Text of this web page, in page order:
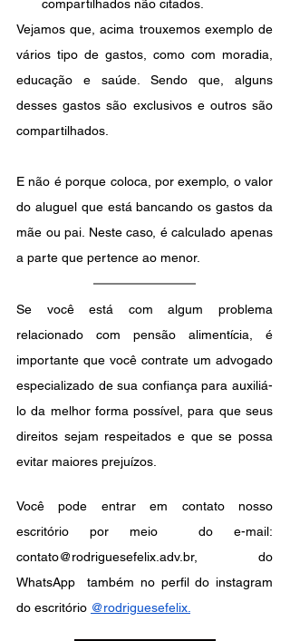
compartilhados não citados.
Vejamos que, acima trouxemos exemplo de
vários tipo de gastos, como com moradia,
educação e saúde. Sendo que, alguns
desses gastos são exclusivos e outros são
compartilhados.
E não é porque coloca, por exemplo, o valor
do aluguel que está bancando os gastos da
mãe ou pai. Neste caso, é calculado apenas
a parte que pertence ao menor.
Se você está com algum problema
relacionado com pensão alimentícia, é
importante que você contrate um advogado
especializado de sua confiança para auxiliá-
lo da melhor forma possível, para que seus
direitos sejam respeitados e que se possa
evitar maiores prejuízos.
Você pode entrar em contato nosso
escritório por meio  do e-mail:
contato@rodriguesefelix.adv.br, do
WhatsApp  também no perfil do instagram
do escritório @rodriguesefelix